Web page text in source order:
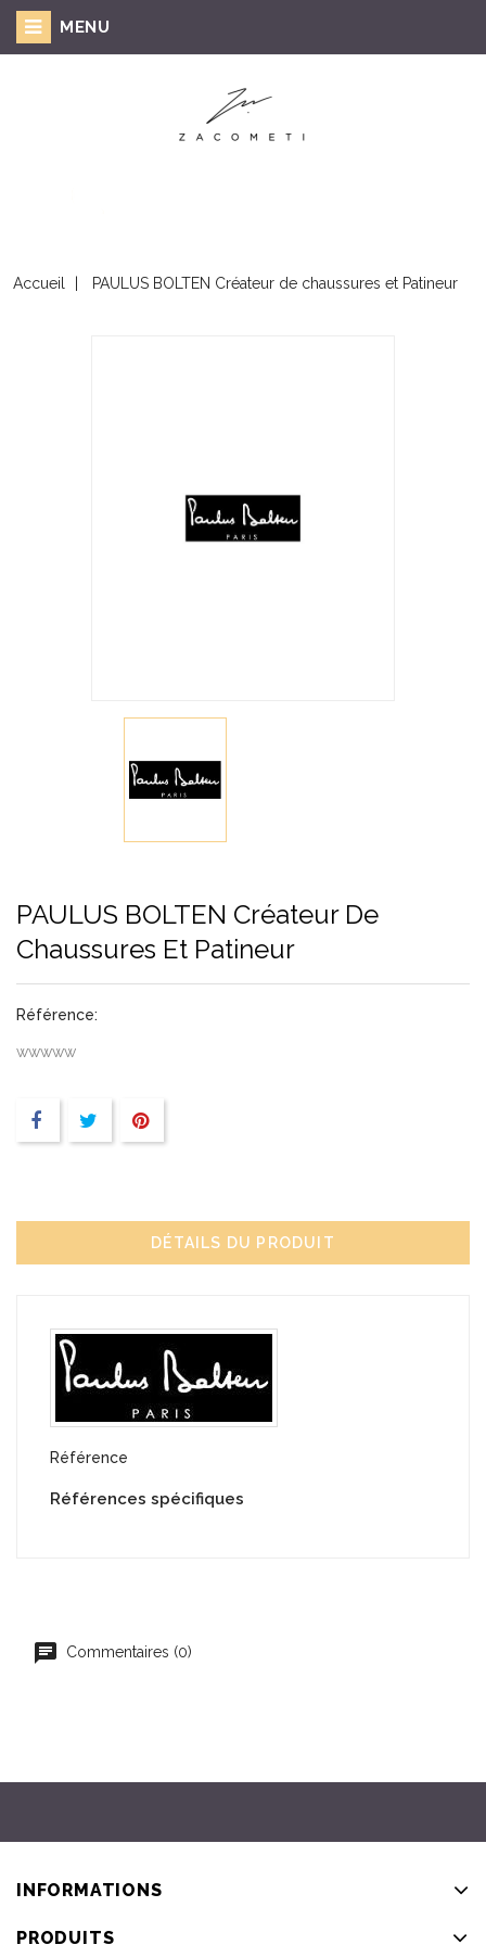
MENU
Accueil PAULUS BOLTEN Créateur de chaussures et Patineur
PAULUS BOLTEN Créateur De
Chaussures Et Patineur
Référence:
wwwww
DÉTAILS DU PRODUIT
Référence
Références spécifiques
Commentaires (0)
INFORMATIONS
PRODUITS